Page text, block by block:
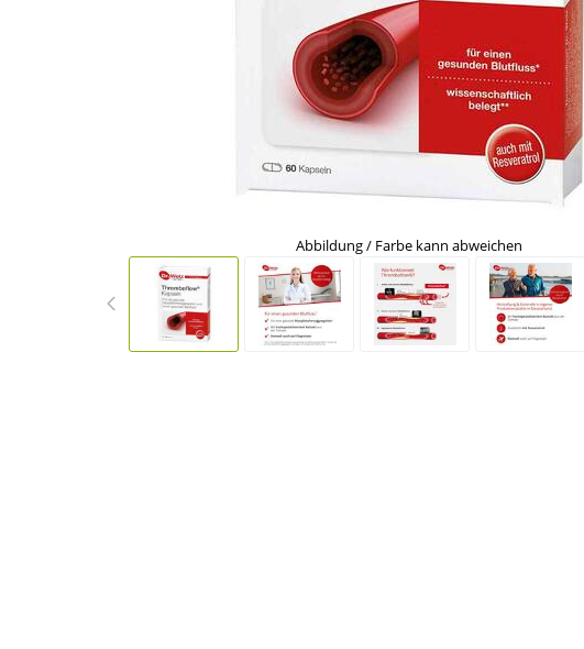
Abbildung / Farbe kann abweichen